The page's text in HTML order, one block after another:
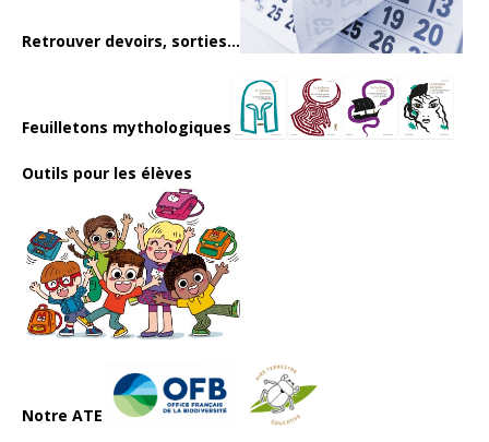
Retrouver devoirs, sorties...
Feuilletons mythologiques
Outils pour les élèves
Notre ATE